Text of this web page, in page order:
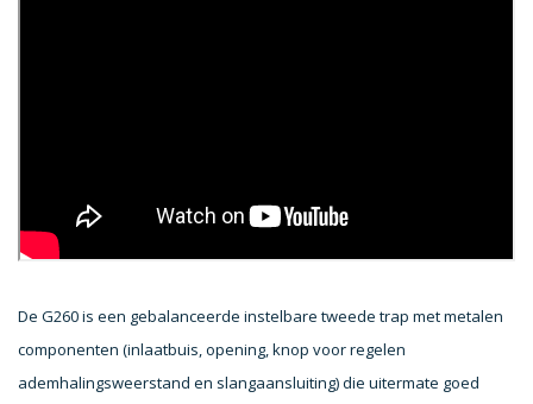
De G260 is een gebalanceerde instelbare tweede trap met metalen
componenten (inlaatbuis, opening, knop voor regelen
ademhalingsweerstand en slangaansluiting) die uitermate goed